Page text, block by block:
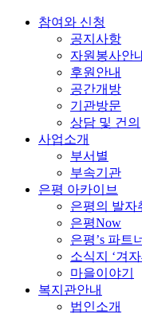
참여와 신청
공지사항
자원봉사안
후원안내
공간개방
기관방문
상담 및 건의
사업소개
부서별
부속기관
은평 아카이브
은평의 발자
은평Now
은평’s 파트
소식지 ‘겨자
마을이야기
복지관안내
법인소개